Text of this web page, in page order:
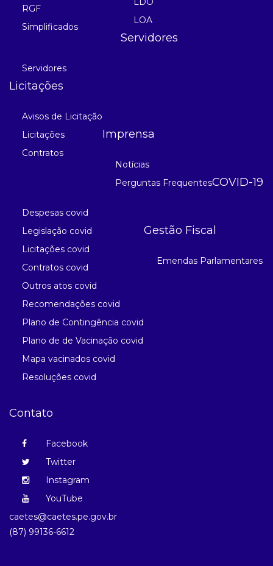
RGF
Simplificados
LOA
Servidores
Servidores
Licitações
Avisos de Licitação
Licitações
Contratos
Imprensa
Notícias
Perguntas FrequentesCOVID-19
Despesas covid
Legislação covid
Licitações covid
Contratos covid
Outros atos covid
Recomendações covid
Plano de Contingência covid
Plano de de Vacinação covid
Mapa vacinados covid
Resoluções covid
Gestão Fiscal
Emendas Parlamentares
Contato
Facebook
Twitter
Instagram
YouTube
caetes@caetes.pe.gov.br
(87) 99136-6612